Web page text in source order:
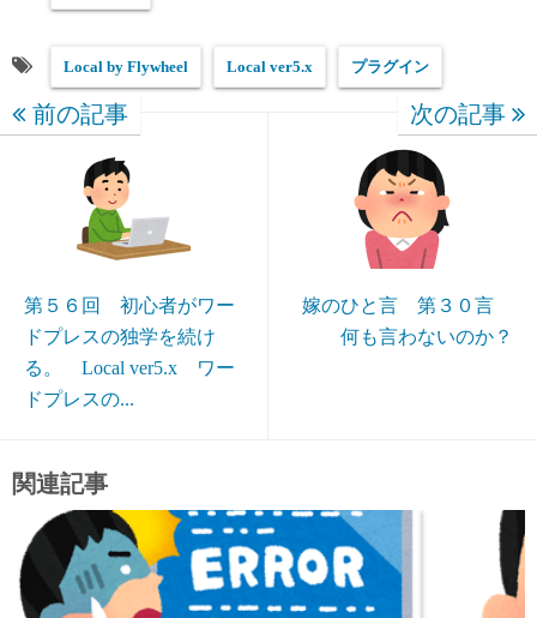
Local by Flywheel Local ver5.x プラグイン
前の記事
第５６回 初心者がワー
ドプレスの独学を続け
る。 Local ver5.x ワー
ドプレスの...
次の記事
嫁のひと言 第３０言
何も言わないのか？
関連記事